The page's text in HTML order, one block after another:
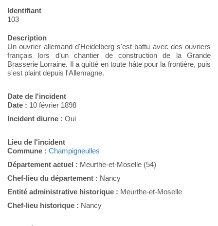
Identifiant
103
Description
Un ouvrier allemand d'Heidelberg s'est battu avec des ouvriers
français lors d'un chantier de construction de la Grande
Brasserie Lorraine. Il a quitté en toute hâte pour la frontière, puis
s'est plaint depuis l'Allemagne.
Date de l'incident
Date : 10 février 1898
Incident diurne : Oui
Lieu de l'incident
Commune : Champigneulles
Département actuel : Meurthe-et-Moselle (54)
Chef-lieu du département : Nancy
Entité administrative historique : Meurthe-et-Moselle
Chef-lieu historique : Nancy